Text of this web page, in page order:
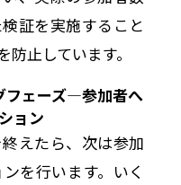
証を実施すること
止しています。
フェーズ—参加者へ
ョン
えたら、次は参加
を行います。いく